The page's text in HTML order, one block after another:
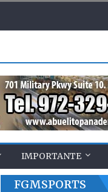
IMPORTANTE
FGMSPORTS